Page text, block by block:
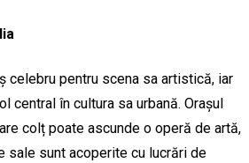
celebru pentru scena sa artistică, iar
central în cultura sa urbană. Orașul
colț poate ascunde o operă de artă,
sale sunt acoperite cu lucrări de